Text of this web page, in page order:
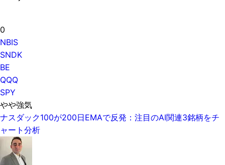
0
NBIS
SNDK
BE
QQQ
SPY
やや強気
ナスダック100が200日EMAで反発：注目のAI関連3銘柄をチ
ャート分析